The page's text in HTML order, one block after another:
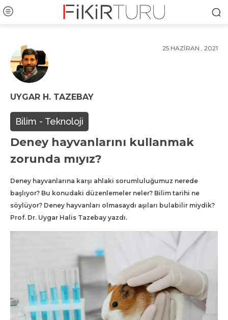
25 HAZIRAN , 2021
UYGAR H. TAZEBAY
Bilim - Teknoloji
Deney hayvanlarını kullanmak
zorunda mıyız?
Deney hayvanlarına karşı ahlaki sorumluluğumuz nerede
başlıyor? Bu konudaki düzenlemeler neler? Bilim tarihi ne
söylüyor? Deney hayvanları olmasaydı aşıları bulabilir miydik?
Prof. Dr. Uygar Halis Tazebay yazdı.